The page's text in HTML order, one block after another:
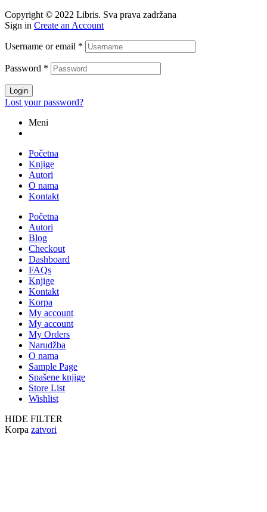
Copyright © 2022 Libris. Sva prava zadržana
Sign in Create an Account
Username or email *
Password *
Login
Lost your password?
Meni
Početna
Knjige
Autori
O nama
Kontakt
Početna
Autori
Blog
Checkout
Dashboard
FAQs
Knjige
Kontakt
Korpa
My account
My account
My Orders
Narudžba
O nama
Sample Page
Spašene knjige
Store List
Wishlist
HIDE FILTER
Korpa zatvori